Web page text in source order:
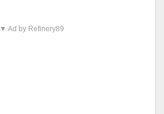
▼ Ad by Refinery89